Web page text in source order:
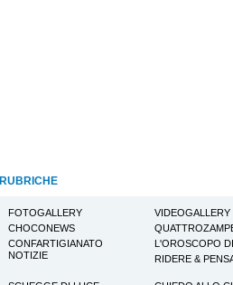
RUBRICHE
FOTOGALLERY VIDEOGALLERY
CHOCONEWS
CONFARTIGIANATO
NOTIZIE
L'OROSCOPO
RIDERE &